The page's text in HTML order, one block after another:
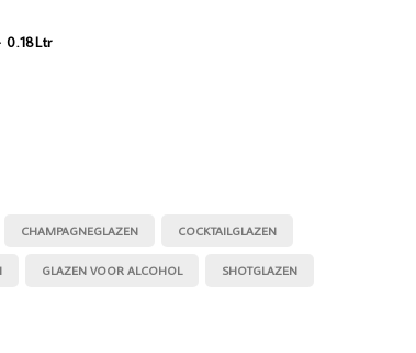
0.18Ltr
CHAMPAGNEGLAZEN COCKTAILGLAZEN
GLAZEN VOOR ALCOHOL SHOTGLAZEN